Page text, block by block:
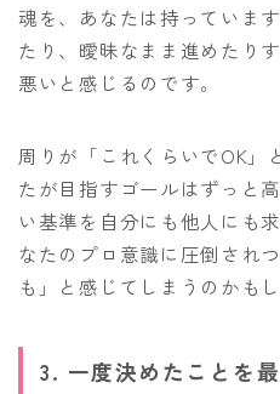
魂を、あなたは持っていま
たり、曖昧なまま進めたり
悪いと感じるのです。
周りが「これくらいでOK」
たが目指すゴールはずっと
い基準を自分にも他人にも
なたのプロ意識に圧倒され
も」と感じてしまうのかもし
3. 一度決めたことを